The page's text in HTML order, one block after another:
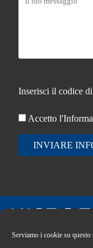
Inserisci il codice
Accetto
INVIARE
Serviamo i cookie su